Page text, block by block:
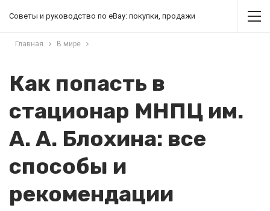
Советы и руководство по eBay: покупки, продажи
Главная В мире
Как попасть в
стационар МНПЦ им.
А. А. Блохина: все
способы и
рекомендации